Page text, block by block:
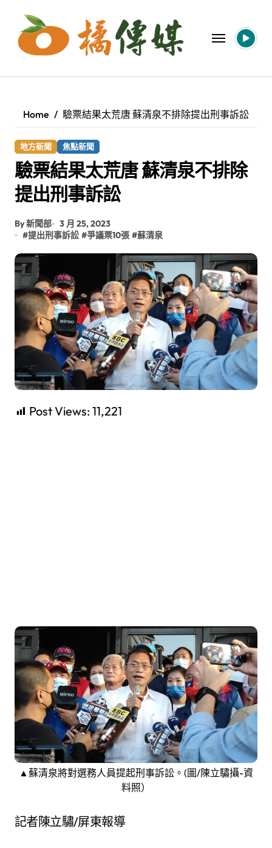
content
Home 驗票結果太荒唐 蘇清泉不排除提出刑事訴訟
地方新聞 焦點新聞
驗票結果太荒唐 蘇清泉不排除
提出刑事訴訟
By 新聞部
3 月 25, 2023
#提出刑事訴訟 #爭議票10張 #蘇清泉
Post Views: 11,221
▲蘇清泉將對選務人員提起刑事訴訟。(圖/陳立驌攝-資
料照）
記者陳立驌/屏東報導